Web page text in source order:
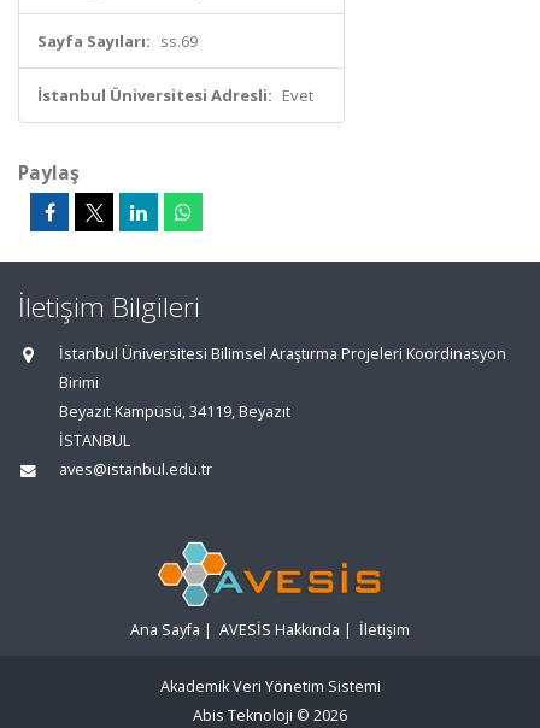
Sayfa Sayıları: ss.69
İstanbul Üniversitesi Adresli: Evet
Paylaş
İletişim Bilgileri
İstanbul Üniversitesi Bilimsel Araştırma Projeleri Koordinasyon
Birimi
Beyazıt Kampüsü, 34119, Beyazıt
İSTANBUL
aves@istanbul.edu.tr
Ana Sayfa | AVESİS Hakkında | İletişim
Akademik Veri Yönetim Sistemi
Abis Teknoloji © 2026